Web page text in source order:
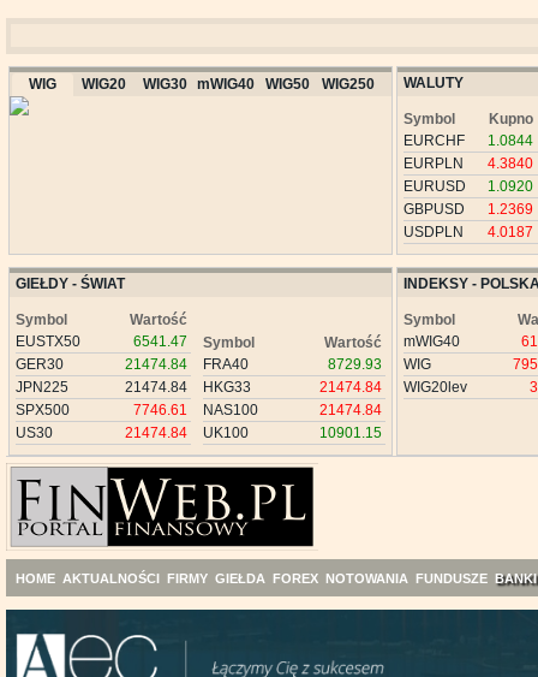
WIG WIG20 WIG30 mWIG40 WIG50 WIG250 WALUTY
Symbol
Kupno
EURCHF
1.0844
EURPLN
4.3840
EURUSD
1.0920
GBPUSD
1.2369
USDPLN
4.0187
GIEŁDY - ŚWIAT
Symbol
Wartość
EUSTX50
6541.47
GER30
21474.84
JPN225
21474.84
SPX500
7746.61
US30
21474.84
Symbol
Wartość
FRA40
8729.93
HKG33
21474.84
NAS100
21474.84
UK100
10901.15
INDEKSY -
Symbol
mWIG40
WIG
WIG20lev
HOME AKTUALNOŚCI FIRMY GIEŁDA FOREX NOTOWANIA FUNDUSZE BANKI